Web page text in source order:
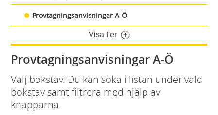
Provtagningsanvisningar A-Ö
Visa fler
Provtagningsanvisningar A-Ö
Välj bokstav. Du kan söka i listan under vald
bokstav samt filtrera med hjälp av
knapparna.